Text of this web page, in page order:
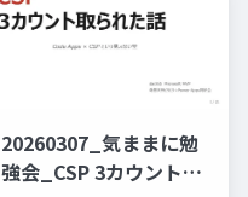
20260307_気ままに勉
強会_CSP 3カウント取